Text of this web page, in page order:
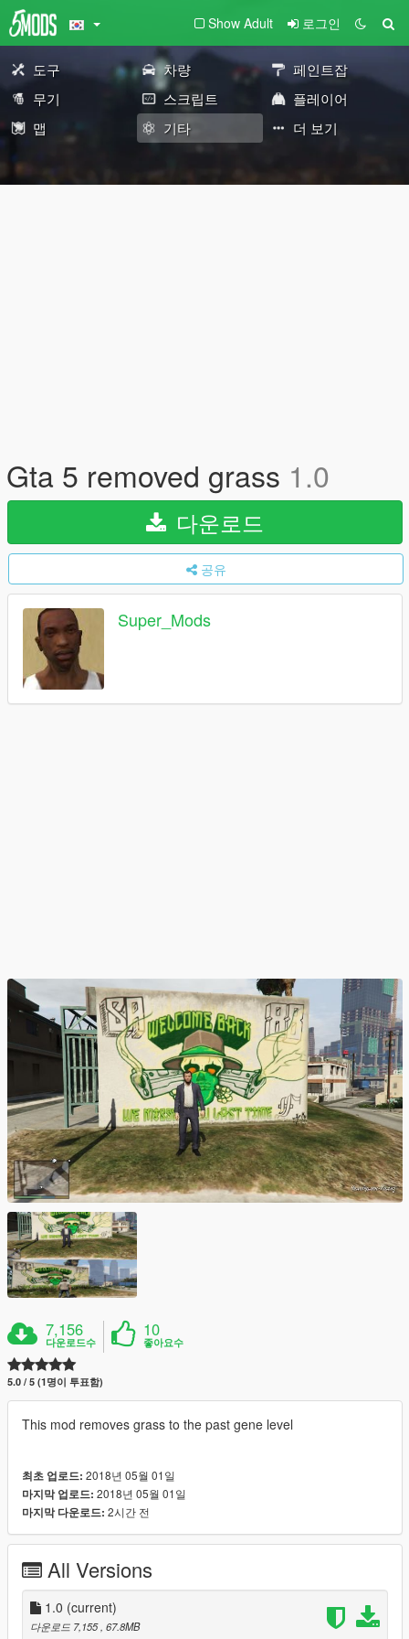
Show Adult 로그인
도구 차량
페인트잡
무기
스크립트
플레이어
맵
기타 더 보기
Gta 5 removed grass 1.0
다운로드
공유
Super_Mods
7,156
다운로드수
10
좋아요수
5.0 / 5 (1명이 투표함)
This mod removes grass to the past gene level
최초 업로드: 2018년 05월 01일
마지막 업로드: 2018년 05월 01일
마지막 다운로드: 2시간 전
All Versions
1.0 (current)
다운로드 7,155, 67.8MB